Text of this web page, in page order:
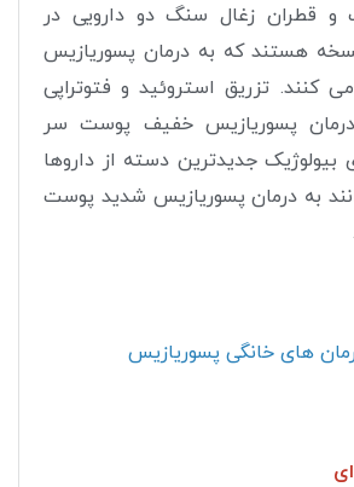
و قطران زغال سنگ دو دارویی در
هستند که به درمان پسوریازیس
تزریق استروئید و فتوتراپی
پسوریازیس خفیف پوست سر
جدیدترین دسته از داروها
به درمان پسوریازیس شدید پوست
های خانگی پسوریازیس